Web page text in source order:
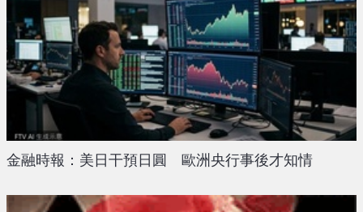
金融時報：美日干預日圓 歐洲央行事後才知情